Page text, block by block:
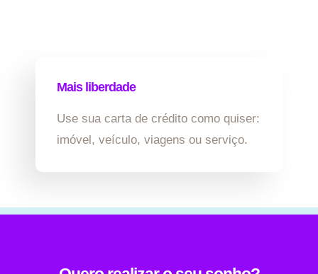
Mais liberdade
Use sua carta de crédito como quiser:
imóvel, veículo, viagens ou serviço.